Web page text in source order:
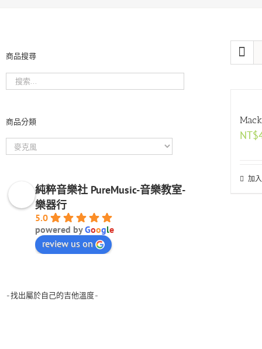
NT$
加
商品搜尋
商品分類
純粹音樂社 PureMusic-音樂教室-
樂器行
5.0
powered byGoogle
review us on
-找出屬於自己的吉他溫度-